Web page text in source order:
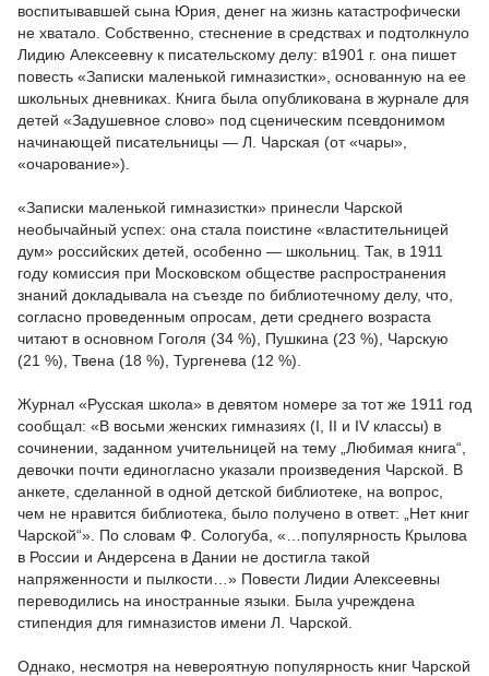
воспитывавшей сына Юрия, денег на жизнь катастрофически
не хватало. Собственно, стеснение в средствах и подтолкнуло
Лидию Алексеевну к писательскому делу: в1901 г. она пишет
повесть «Записки маленькой гимназистки», основанную на ее
школьных дневниках. Книга была опубликована в журнале для
детей «Задушевное слово» под сценическим псевдонимом
начинающей писательницы — Л. Чарская (от «чары»,
«очарование»).
«Записки маленькой гимназистки» принесли Чарской
необычайный успех: она стала поистине «властительницей
дум» российских детей, особенно — школьниц. Так, в 1911
году комиссия при Московском обществе распространения
знаний докладывала на съезде по библиотечному делу, что,
согласно проведенным опросам, дети среднего возраста
читают в основном Гоголя (34 %), Пушкина (23 %), Чарскую
(21 %), Твена (18 %), Тургенева (12 %).
Журнал «Русская школа» в девятом номере за тот же 1911 год
сообщал: «В восьми женских гимназиях (I, II и IV классы) в
сочинении, заданном учительницей на тему „Любимая книга“,
девочки почти единогласно указали произведения Чарской. В
анкете, сделанной в одной детской библиотеке, на вопрос,
чем не нравится библиотека, было получено в ответ: „Нет книг
Чарской“». По словам Ф. Сологуба, «…популярность Крылова
в России и Андерсена в Дании не достигла такой
напряженности и пылкости…» Повести Лидии Алексеевны
переводились на иностранные языки. Была учреждена
стипендия для гимназистов имени Л. Чарской.
Однако, несмотря на невероятную популярность книг Чарской